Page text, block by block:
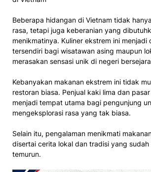
Beberapa hidangan di Vietnam tidak
rasa, tetapi juga keberanian yang
menikmatinya. Kuliner ekstrem ini menjadi
tersendiri bagi wisatawan asing maupun
merasakan sensasi unik di negeri
Kebanyakan makanan ekstrem ini tidak
restoran biasa. Penjual kaki lima dan
menjadi tempat utama bagi pengunjung
mengeksplorasi rasa yang tak biasa.
Selain itu, pengalaman menikmati
disertai cerita lokal dan tradisi yang
temurun.